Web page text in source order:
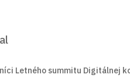
Letného summitu Digitálnej